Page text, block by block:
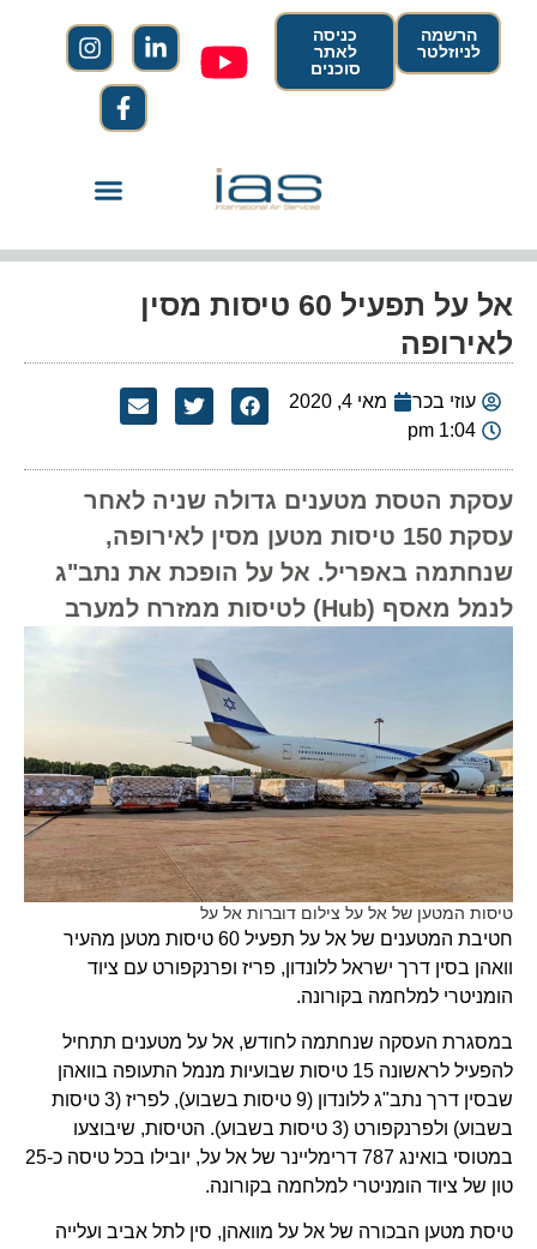
הרשמה
לניוזלטר
כניסה
לאתר
סוכנים
אל על תפעיל 60 טיסות מסין
לאירופה
עוזי בכר
מאי 4, 2020
1:04 pm
עסקת הטסת מטענים גדולה שניה לאחר
עסקת 150 טיסות מטען מסין לאירופה,
שנחתמה באפריל. אל על הופכת את נתב"ג
לנמל מאסף (Hub) לטיסות ממזרח למערב
טיסות המטען של אל על צילום דוברות אל על
חטיבת המטענים של אל על תפעיל 60 טיסות מטען מהעיר
וואהן בסין דרך ישראל ללונדון, פריז ופרנקפורט עם ציוד
הומניטרי למלחמה בקורונה.
במסגרת העסקה שנחתמה לחודש, אל על מטענים תתחיל
להפעיל לראשונה 15 טיסות שבועיות מנמל התעופה בוואהן
שבסין דרך נתב"ג ללונדון (9 טיסות בשבוע), לפריז (3 טיסות
בשבוע) ולפרנקפורט (3 טיסות בשבוע). הטיסות, שיבוצעו
במטוסי בואינג 787 דרימליינר של אל על, יובילו בכל טיסה כ-25
טון של ציוד הומניטרי למלחמה בקורונה.
טיסת מטען הבכורה של אל על מוואהן, סין לתל אביב ועלייה